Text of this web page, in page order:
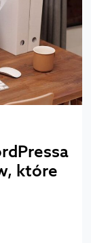
które